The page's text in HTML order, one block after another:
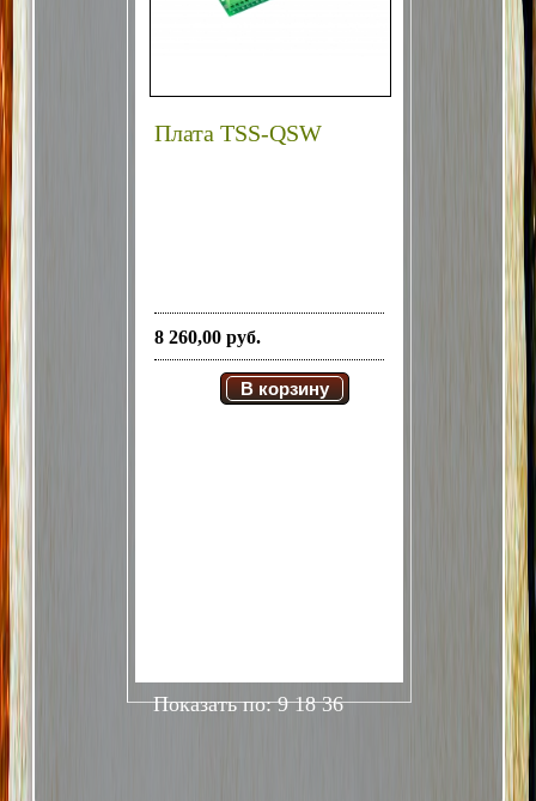
Плата TSS-QSW
8 260,00 руб.
В корзину
Показать по:9 18 36